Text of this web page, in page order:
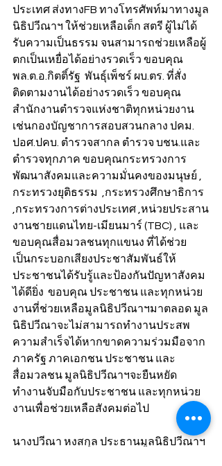
ประเทศ ส่งทางFB ทางโทรศัพท์มาทางมูล
นิธิปวีณาฯ ให้ช่วยเหลือเด็ก สตรี ผู้ไม่ได้
รับความเป็นธรรม จนสามารถช่วยเหลือผู้
ตกเป็นเหยื่อได้อย่างรวดเร็ว ขอบคุณ
พล.ต.อ.กิตติ์รัฐ  พันธุ์เพ็ชร์ ผบ.ตร. ที่สั่ง
ติดตามงานได้อย่างรวดเร็ว ขอบคุณ
สำนักงานตำรวจแห่งชาติทุกหน่วยงาน
เช่นกองบัญชาการสอบสวนกลาง ปคม.
ปอศ.ปคบ. ตำรวจสากล ตำรวจ บชน.และ
ตำรวจทุกภาค ขอบคุณกระทรวงการ
พัฒนาสังคมและความมั่นคงของมนุษย์ ,
กระทรวงยุติธรรม  ,กระทรวงศึกษาธิการ
,กระทรวงการต่างประเทศ ,หน่วยประสาน
งานชายแดนไทย-เมียนมาร์ (TBC) , และ
ขอบคุณสื่อมวลชนทุกแขนง ที่ได้ช่วย
เป็นกระบอกเสียงประชาสัมพันธ์ให้
ประชาชนได้รับรู้และป้องกันปัญหาสังคม
ได้ดียิ่ง  ขอบคุณ ประชาชน และทุกหน่วย
งานที่ช่วยเหลือมูลนิธิปวีณาฯมาตลอด มูล
นิธิปวีณาจะไม่สามารถทำงานประสพ
ความสำเร็จได้หากขาดความร่วมมือจาก
ภาครัฐ ภาคเอกชน ประชาชน และ
สื่อมวลชน มูลนิธิปวีณาฯจะยืนหยัด
ทำงานจับมือกับประชาชน และทุกหน่วย
งานเพื่อช่วยเหลือสังคมต่อไป
นางปวีณา หงสกุล ประธานมูลนิธิปวีณาฯ